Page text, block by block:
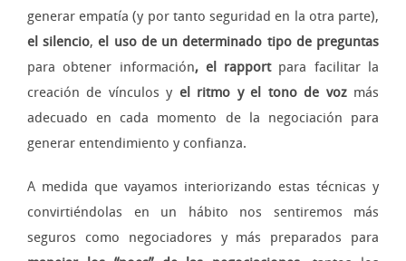
generar empatía (y por tanto seguridad en la otra parte),
el silencio,el uso de un determinado tipo de preguntas
para obtener información, el rapport para facilitar la
creación de vínculos y el ritmo y el tono de vozmás
adecuado en cada momento de la negociación para
generar entendimiento y confianza.
A medida que vayamos interiorizando estas técnicas y
convirtiéndolas en un hábito nos sentiremos más
seguros como negociadores y más preparados para